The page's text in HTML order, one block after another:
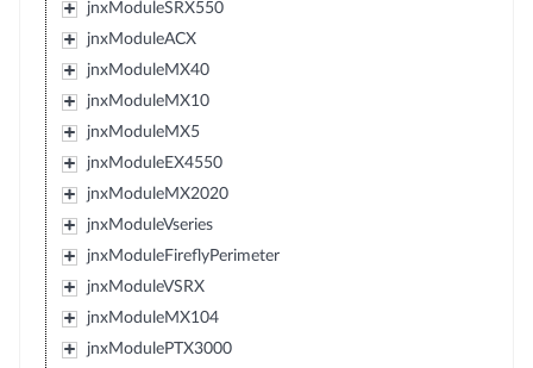
jnxModuleSRX550
jnxModuleACX
jnxModuleMX40
jnxModuleMX10
jnxModuleMX5
jnxModuleEX4550
jnxModuleMX2020
jnxModuleVseries
jnxModuleFireflyPerimeter
jnxModuleVSRX
jnxModuleMX104
jnxModulePTX3000